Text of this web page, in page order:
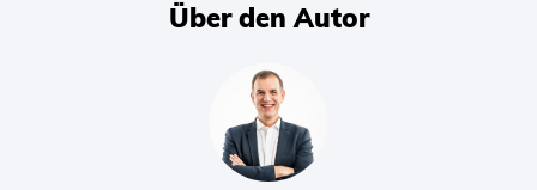
Über den Autor